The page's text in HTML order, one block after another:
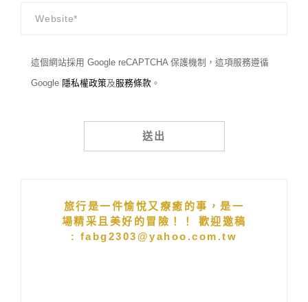
這個網站採用 Google reCAPTCHA 保護機制，這項服務遵循
Google 隱私權政策及服務條款 。
旅行是一件愉悅又療癒的事，是一
場精采且美好的冒險！！ 歡迎邀稿
: fabg2303@yahoo.com.tw